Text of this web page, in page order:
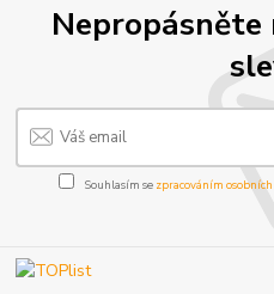
Nepropásněte
Souhlasím se zpracováním